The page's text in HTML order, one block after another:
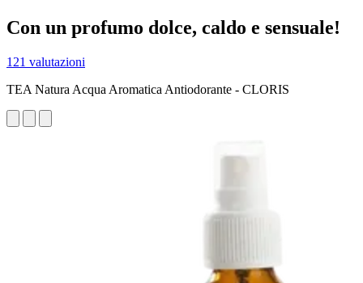
Con un profumo dolce, caldo e sensuale!
121 valutazioni
TEA Natura Acqua Aromatica Antiodorante - CLORIS